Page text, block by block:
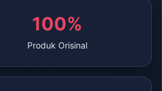
100%
Produk Orisinal